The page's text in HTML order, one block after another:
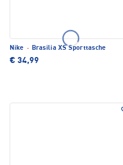
Nike · Brasilia XS Sporttasche
€ 34,99